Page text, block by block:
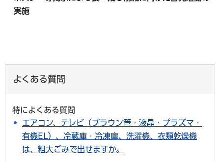
実施
よくある質問
特によくある質問
エアコン、テレビ（ブラウン管・液晶・プラズマ・
有機EL）、冷蔵庫・冷凍庫、洗濯機、衣類乾燥機
は、粗大ごみで出せますか。